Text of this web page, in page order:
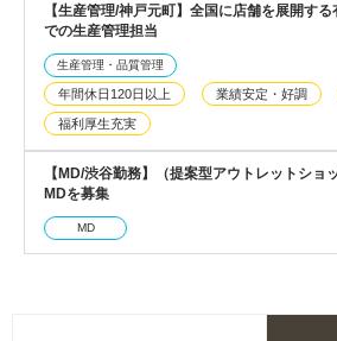
【生産管理/神戸元町】全国に店舗を展開す
での生産管理担当
生産管理・品質管理
年間休日120日以上 業績安定・好調
福利厚生充実
【MD/渋谷勤務】（提案型アウトレットショ
MDを募集
MD